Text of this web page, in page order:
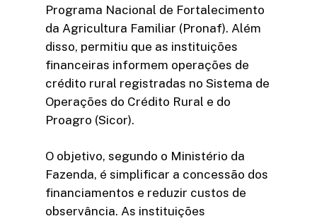
Programa Nacional de Fortalecimento
da Agricultura Familiar (Pronaf). Além
disso, permitiu que as instituições
financeiras informem operações de
crédito rural registradas no Sistema de
Operações do Crédito Rural e do
Proagro (Sicor).
O objetivo, segundo o Ministério da
Fazenda, é simplificar a concessão dos
financiamentos e reduzir custos de
observância. As instituições